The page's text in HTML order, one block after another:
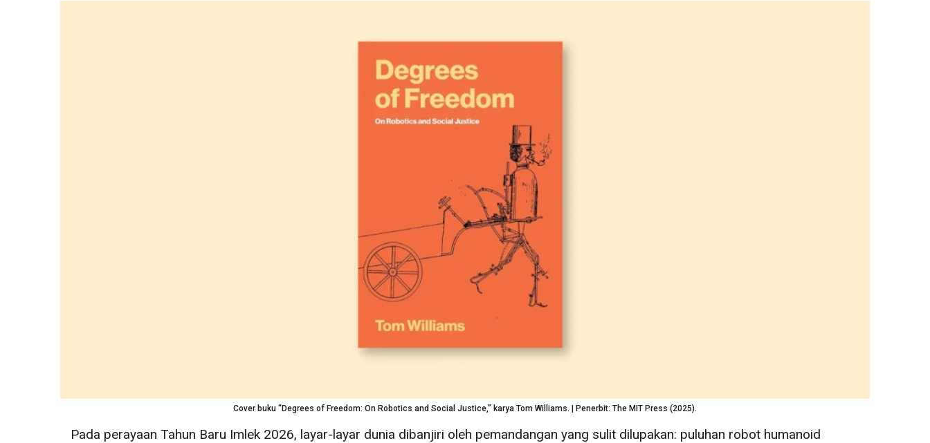
Cover buku “Degrees of Freedom: On Robotics and Social Justice,” karya Tom Williams. | Penerbit: The MIT Press (2025).
Pada perayaan Tahun Baru Imlek 2026, layar-layar dunia dibanjiri oleh pemandangan yang sulit dilupakan: puluhan robot humanoid